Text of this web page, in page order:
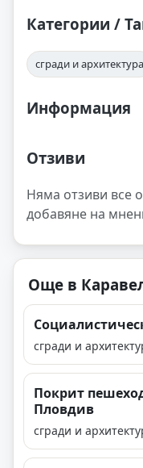
Категории /
сгради и архитектура
Информация
Отзиви
Няма отзиви все
добавяне на
Още в
сгради и
Покрит
Пловдив
сгради и